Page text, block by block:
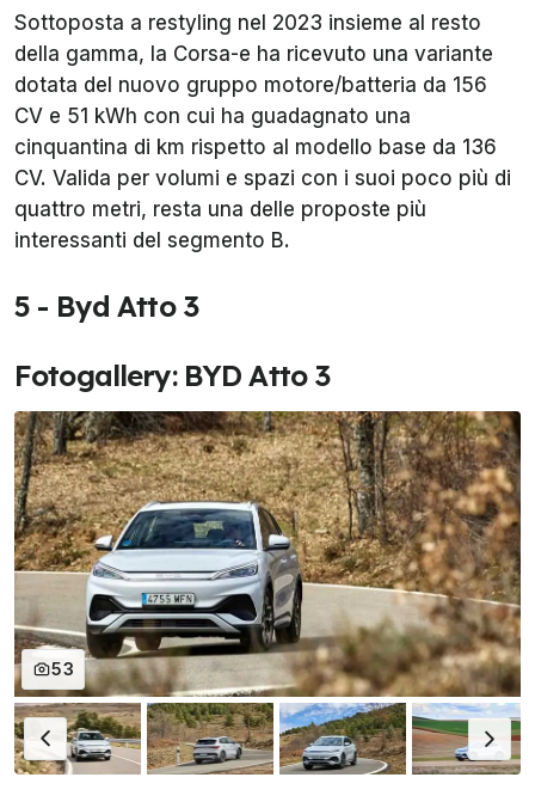
Sottoposta a restyling nel 2023 insieme al resto
della gamma, la Corsa-e ha ricevuto una variante
dotata del nuovo gruppo motore/batteria da 156
CV e 51 kWh con cui ha guadagnato una
cinquantina di km rispetto al modello base da 136
CV. Valida per volumi e spazi con i suoi poco più di
quattro metri, resta una delle proposte più
interessanti del segmento B.
5 - Byd Atto 3
Fotogallery: BYD Atto 3
53